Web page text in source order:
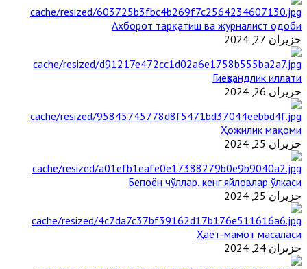
Ахборот тарқатиш ва журналист одоби
حزيران 27, 2024
Гиёҳвандлик иллати
حزيران 26, 2024
Ҳожилик мақоми
حزيران 25, 2024
Бепоён чўллар, кенг яйловлар ўлкаси
حزيران 25, 2024
Ҳаёт-мамот масаласи
حزيران 24, 2024